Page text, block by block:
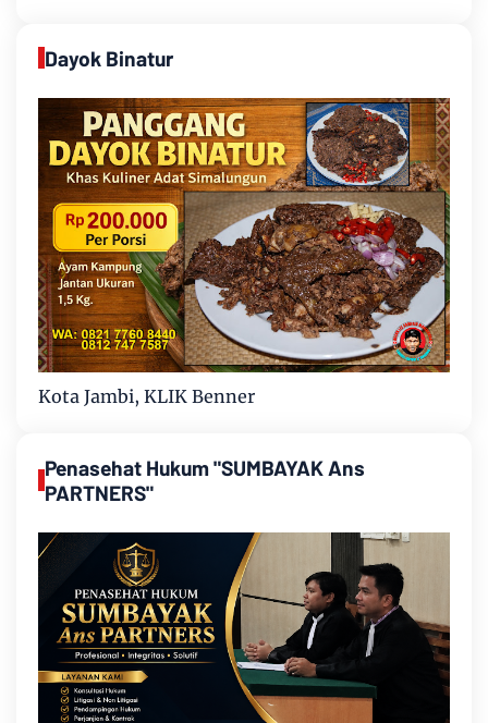
Dayok Binatur
Kota Jambi, KLIK Benner
Penasehat Hukum "SUMBAYAK Ans
PARTNERS"